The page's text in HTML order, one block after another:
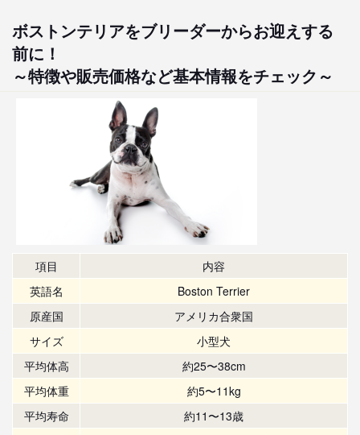
ボストンテリアをブリーダーからお迎えする
前に！
～特徴や販売価格など基本情報をチェック～
項目
内容
英語名
Boston Terrier
原産国
アメリカ合衆国
サイズ
小型犬
平均体高
約25〜38cm
平均体重
約5〜11kg
平均寿命
約11〜13歳